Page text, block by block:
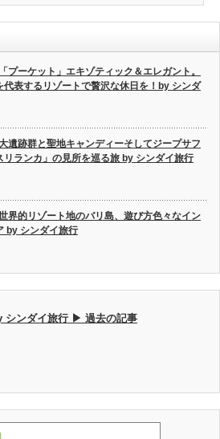
「プーケット」エキゾティック＆エレガント。
代表するリゾートで贅沢な休日を！by シンダ
大遺跡群と聖地キャンディーそしてジープサフ
リランカ」の見所を巡る旅 by シンダイ旅行
世界的リゾート地のバリ島、遊び方色々なイン
by シンダイ旅行
シンダイ旅行 ▶ 過去の記事